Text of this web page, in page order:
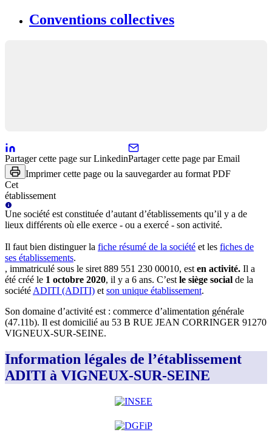
Conventions collectives
Partager cette page sur LinkedinPartager cette page par Email
Imprimer cette page ou la sauvegarder au format PDF
Cet
établissement
Une société est constituée d’autant d’établissements qu’il y a de
lieux différents où elle exerce - ou a exercé - son activité.
Il faut bien distinguer la fiche résumé de la société et les fiches de
ses établissements.
, immatriculé sous le siret 889 551 230 00010, est en activité. Il a
été créé le 1 octobre 2020, il y a 6 ans. C’est le siège social de la
société ADITI (ADITI) et son unique établissement.
Son domaine d’activité est : commerce d’alimentation générale
(47.11b). Il est domicilié au 53 B RUE JEAN CORRINGER 91270
VIGNEUX-SUR-SEINE.
Information légales de l’établissement
ADITI à VIGNEUX-SUR-SEINE